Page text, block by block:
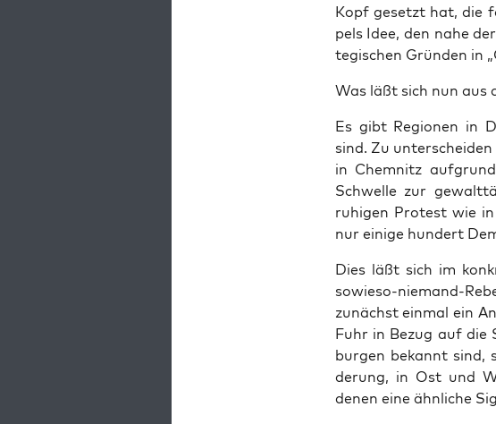
Kopf gesetzt hat, die
pels Idee, den nahe
te­gi­schen Grün­den in
Was läßt sich nun aus
Es gibt Regio­nen in
sind. Zu
in Chem­nitz
Schwel­le zur
ruhi­gen Pro­test wie
nur eini­ge hun­dert
Dies läßt sich im
sowie­so-nie­mand-
zunächst ein­mal ein
Fuhr in Bezug auf die
bur­gen bekannt
de­rung, in Ost und
denen eine ähn­li­che